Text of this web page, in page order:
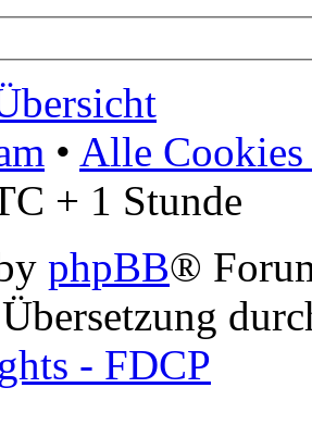
• Alle Cookies
+ 1 Stunde
phpBB®
- FDCP